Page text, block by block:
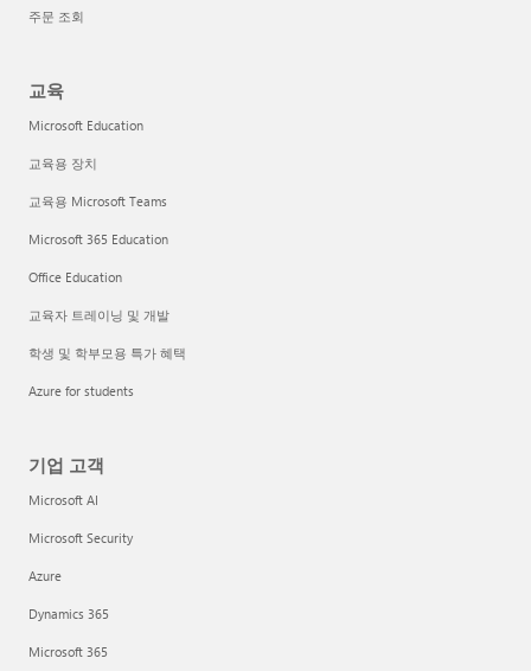
주문 조회
교육
Microsoft Education
교육용 장치
교육용 Microsoft Teams
Microsoft 365 Education
Office Education
교육자 트레이닝 및 개발
학생 및 학부모용 특가 혜택
Azure for students
기업 고객
Microsoft AI
Microsoft Security
Azure
Dynamics 365
Microsoft 365